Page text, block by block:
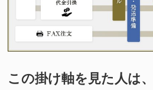
この掛け軸を見た人は